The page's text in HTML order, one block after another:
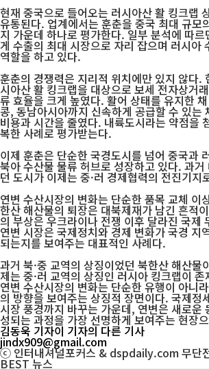
현재 중국으로 들어오는 러시아산 활 킹크랩
유통된다. 업계에서는 훈춘을 중국 최대 규모
지 가운데 하나로 평가한다. 일부 분석에 따
게 수출의 최대 시장으로 자리 잡으며 러시아
역할을 하고 있다.
훈춘의 경쟁력은 지리적 위치에만 있지 않다.
시아산 활 킹크랩을 대상으로 보세 전자상거
류 효율을 크게 높였다. 활어 상태를 유지한
콩, 동남아시아까지 신속하게 공급할 수 있는
비용과 시간을 줄였다. 내륙도시라는 약점을
복한 사례로 평가받는다.
이제 훈춘은 단순한 국경도시를 넘어 중국과
북아 수산물 물류 허브로 성장하고 있다. 과
던 도시가 이제는 중·러 경제협력의 전진기지
연변 수산시장의 변화는 단순한 품목 교체 이
한산 해산물의 퇴장은 대북제재가 남긴 흔적
의 부상은 우크라이나 전쟁 이후 달라진 국제
연변 시장은 국제정치와 경제 변화가 국경 지
되는지를 보여주는 대표적인 사례다.
과거 북·중 교역의 상징이었던 북한산 해산물
제는 중·러 교역의 상징인 러시아 킹크랩이
연변 수산시장의 변화는 단순한 유행이 아니
의 방향을 보여주는 상징적 장면이다. 국제정
시장 풍경까지 바꾸는 가운데, 연변은 새로운
성되는 과정을 가장 선명하게 보여주는 현장
김동욱 기자이 기자의 다른 기사
jindx909@gmail.com
ⓒ 인터내셔널포커스 & dspdaily.com 무단
BEST뉴스